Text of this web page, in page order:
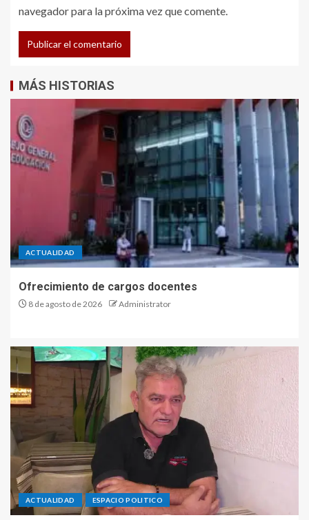
navegador para la próxima vez que comente.
MÁS HISTORIAS
ACTUALIDAD
Ofrecimiento de cargos docentes
8 de agosto de 2026 Administrator
ACTUALIDAD ESPACIO POLITICO